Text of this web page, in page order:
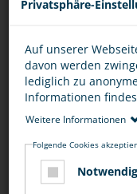
Beziehe Stellung
HASS-GEWALT-
„HIDDEN
Eine Radikalisierung
Schulklasse oder in
erkennen und
Privatsphäre-
Auf unserer
davon werden
lediglich zu
Informationen
Weitere Informationen
Folgende Cookies
Notwendig